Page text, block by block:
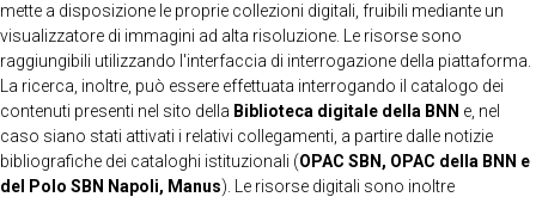
mette a disposizione le proprie collezioni digitali, fruibili mediante un
visualizzatore di immagini ad alta risoluzione. Le risorse sono
raggiungibili utilizzando l'interfaccia di interrogazione della piattaforma.
La ricerca, inoltre, può essere effettuata interrogando il catalogo dei
contenuti presenti nel sito della Biblioteca digitale della BNN e, nel
caso siano stati attivati i relativi collegamenti, a partire dalle notizie
bibliografiche dei cataloghi istituzionali (OPAC SBN, OPAC della BNN e
del Polo SBN Napoli, Manus). Le risorse digitali sono inoltre